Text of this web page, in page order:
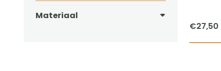
Materiaal
€27,50